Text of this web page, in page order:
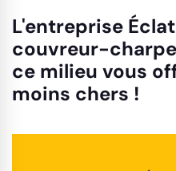
L'entreprise
couvreur-
ce milieu vous
moins chers !